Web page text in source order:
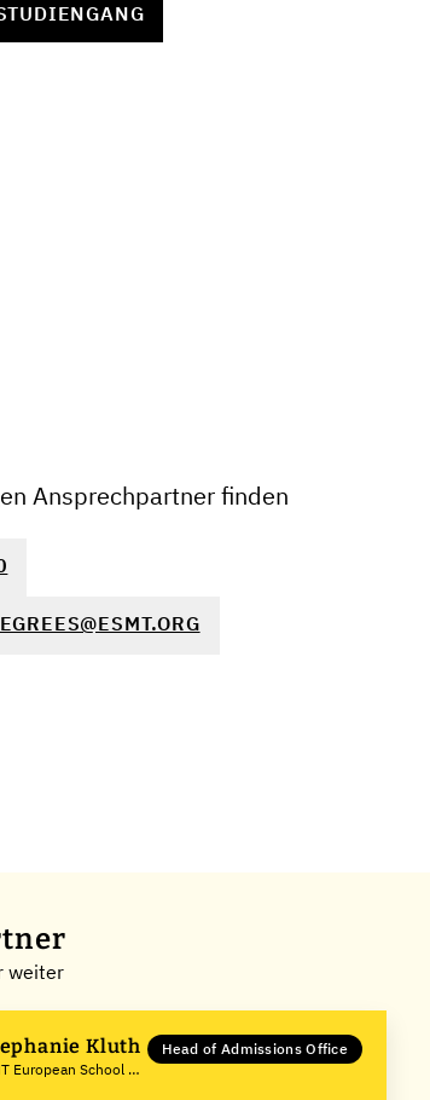
Ansprechpartner finden
weiter
Stephanie Kluth
European School of
Head of Admissions Office